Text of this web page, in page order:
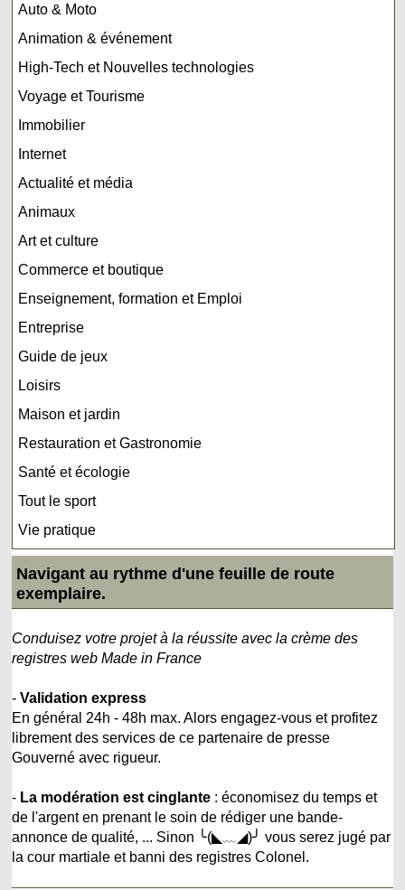
Auto & Moto
Animation & événement
High-Tech et Nouvelles technologies
Voyage et Tourisme
Immobilier
Internet
Actualité et média
Animaux
Art et culture
Commerce et boutique
Enseignement, formation et Emploi
Entreprise
Guide de jeux
Loisirs
Maison et jardin
Restauration et Gastronomie
Santé et écologie
Tout le sport
Vie pratique
Navigant au rythme d'une feuille de route
exemplaire.
Conduisez votre projet à la réussite avec la crème des
registres web Made in France
-Validation express
En général 24h - 48h max. Alors engagez-vous et profitez
librement des services de ce partenaire de presse
Gouverné avec rigueur.
- La modération est cinglante : économisez du temps et
de l'argent en prenant le soin de rédiger une bande-
annonce de qualité, ... Sinon ╰(◣﹏◢)╯ vous serez jugé par
la cour martiale et banni des registres Colonel.